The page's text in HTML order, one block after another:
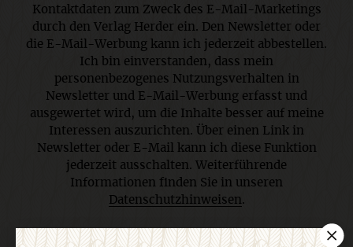
Kontaktdaten zum Zweck des E-Mail-Marketings
durch den Verlag Herder ein. Den Newsletter oder
die E-Mail-Werbung kann ich jederzeit abbestellen.
Ich bin einverstanden, dass mein
personenbezogenes Nutzungsverhalten in
Newsletter und E-Mail-Werbung erfasst und
ausgewertet wird, um die Inhalte besser auf meine
Interessen auszurichten. Über einen Link in
Newsletter oder E-Mail kann ich diese Funktion
jederzeit ausschalten. Weiterführende
Informationen finden Sie in unseren
Datenschutzhinweisen.